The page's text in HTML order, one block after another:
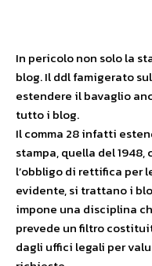
In pericolo non solo la
blog. Il ddl famigerato
estendere il bavaglio
tutto i blog.
Il comma 28 infatti
stampa, quella del
l’obbligo di rettifica per
evidente, si trattano i
impone una disciplina
prevede un filtro
dagli uffici legali per